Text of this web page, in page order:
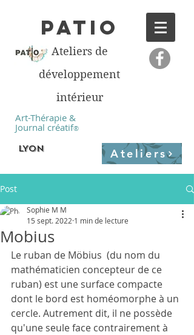
PATIO
Ateliers de
développement
intérieur
Art-Thérapie &
Journal créatif®
LYON Ateliers
Post
Mobius
Sophie M M
15 sept. 2022 1 min de lecture
Le ruban de Möbius  (du nom du
mathématicien concepteur de ce
ruban) est une surface compacte
dont le bord est homéomorphe à un
cercle. Autrement dit, il ne possède
qu'une seule face contrairement à